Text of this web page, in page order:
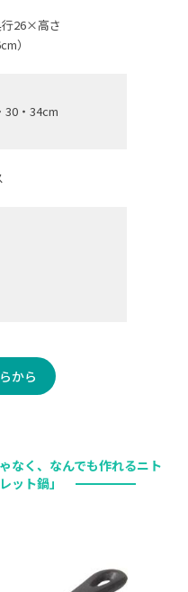
26×高さ
）
30・34cm
から
なく、なんでも作れるニト
ット鍋」